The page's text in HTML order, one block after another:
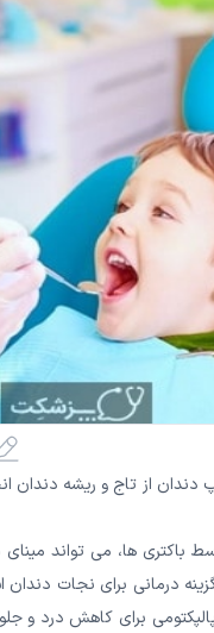
دندان از تاج و ریشه
ها، می تواند
درمانی برای نجات
برای کاهش درد و